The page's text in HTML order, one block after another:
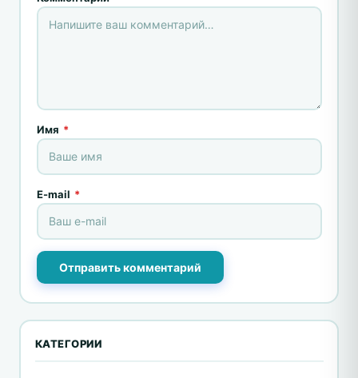
Имя *
E-mail *
Отправить комментарий
КАТЕГОРИИ